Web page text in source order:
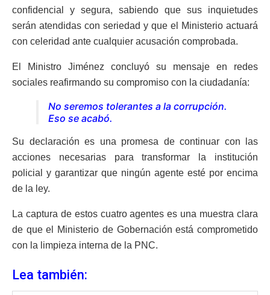
confidencial y segura, sabiendo que sus inquietudes
serán atendidas con seriedad y que el Ministerio actuará
con celeridad ante cualquier acusación comprobada.
El Ministro Jiménez concluyó su mensaje en redes
sociales reafirmando su compromiso con la ciudadanía:
No seremos tolerantes a la corrupción.
Eso se acabó.
Su declaración es una promesa de continuar con las
acciones necesarias para transformar la institución
policial y garantizar que ningún agente esté por encima
de la ley.
La captura de estos cuatro agentes es una muestra clara
de que el Ministerio de Gobernación está comprometido
con la limpieza interna de la PNC.
Lea también: